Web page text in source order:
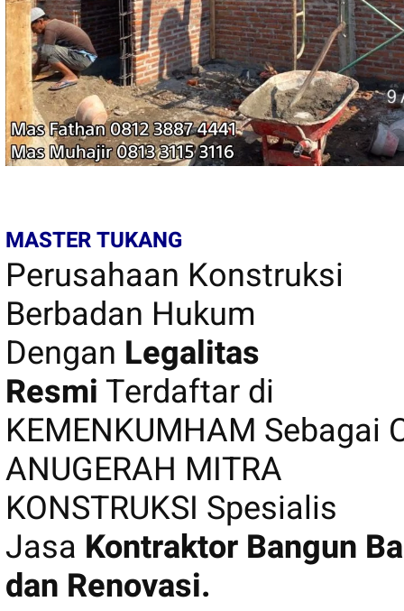
MASTER TUKANG
Perusahaan Konstruksi
Berbadan Hukum
Dengan Legalitas
ResmiTerdaftar di
KEMENKUMHAM Sebagai
ANUGERAH MITRA
KONSTRUKSI Spesialis
Jasa Kontraktor Bangun
dan Renovasi.